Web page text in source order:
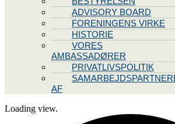
ADVISORY BOARD
FORENINGENS VIRKE
HISTORIE
VORES
AMBASSADØRER
PRIVATLIVSPOLITIK
AF
Loading view.